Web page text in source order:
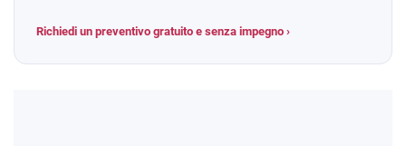
Richiedi un preventivo gratuito e senza impegno ›